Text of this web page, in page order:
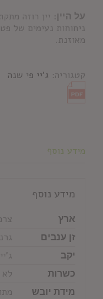
על היין: יין רוזה
ניחוחות נעימים של
מאוזנת.
קטגוריה: ג'יי פי שנה
מידע נוסף
מידע נוסף
ארץ
זן ענבים
יקב
כשרות
מידת יובש